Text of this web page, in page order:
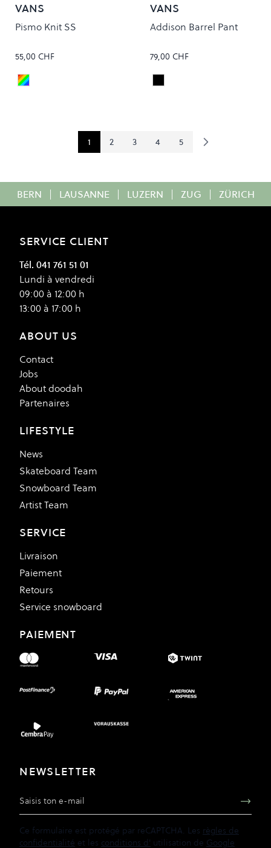
VANS
Pismo Knit SS
55,00 CHF
Colour
POTTING SOIL
VANS
Addison Barrel Pant
79,00 CHF
Colour
Black
You're currently reading page
1 Page
2 Page
3 Page
4 Page
5
BERN | LAUSANNE | LUZERN | ZUG | ZÜRICH
SERVICE CLIENT
Tél. 041 761 51 01
Lundi à vendredi
09:00 à 12:00 h
13:00 à 17:00 h
ABOUT US
Contact
Jobs
About doodah
Partenaires
LIFESTYLE
News
Skateboard Team
Snowboard Team
Artist Team
SERVICE
Livraison
Paiement
Retours
Service snowboard
PAIEMENT
NEWSLETTER
Adresse e-mail
Ce formulaire est protégé par reCAPTCHA. Les règles de
confidentialité et les conditions d' utilisation de Google